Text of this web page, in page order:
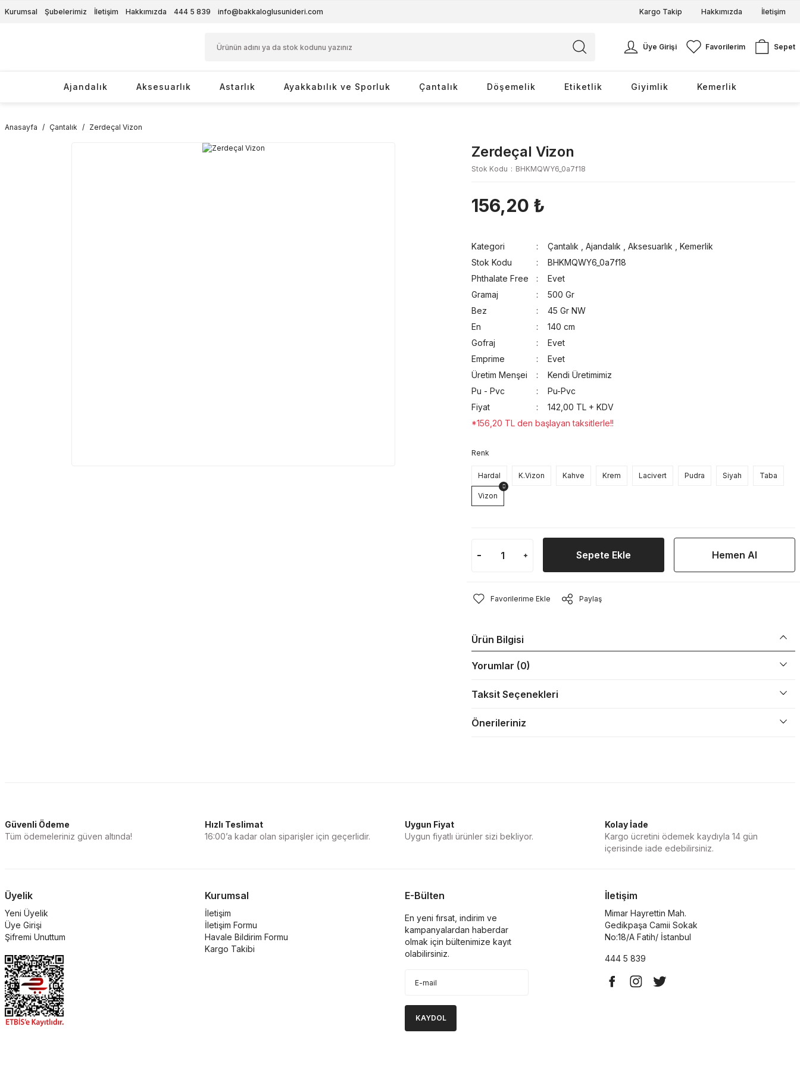
Kurumsal Şubelerimiz İletişim Hakkımızda 444 5 839 info@bakkaloglusunideri.com Kargo Takip Hakkımızda İletişim
Üye Girişi Favorilerim Sepet
Ajandalık Aksesuarlık Astarlık Ayakkabılık ve Sporluk Çantalık Döşemelik Etiketlik Giyimlik Kemerlik
Anasayfa Çantalık Zerdeçal Vizon
Zerdeçal Vizon
Stok Kodu BHKMQWY6_0a7f18
156,20 ₺
Kategori Çantalık Ajandalık Aksesuarlık
Kemerlik
Stok Kodu
BHKMQWY6_0a7f18
Phthalate Free
Evet
Gramaj
500 Gr
Bez
45 Gr NW
En
140 cm
Gofraj
Evet
Emprime
Evet
Üretim Menşei
Kendi Üretimimiz
Pu - Pvc
Pu-Pvc
Fiyat
142,00 TL + KDV
*156,20 TL den başlayan taksitlerle!!
Renk
Hardal K.Vizon Kahve Krem Lacivert Pudra Siyah Taba
Vizon
Sepete Ekle Hemen Al
Paylaş
Ürün Bilgisi
Yorumlar (0)
Taksit Seçenekleri
Önerileriniz
Güvenli Ödeme
Tüm ödemeleriniz güven altında!
Hızlı Teslimat
16:00’a kadar olan siparişler için geçerlidir.
Uygun Fiyat
Uygun fiyatlı ürünler sizi bekliyor.
Kolay İade
Kargo ücretini ödemek kaydıyla 14 gün
içerisinde iade edebilirsiniz.
Üyelik
Yeni Üyelik
Üye Girişi
Şifremi Unuttum
Kurumsal
İletişim
İletişim Formu
Havale Bildirim Formu
Kargo Takibi
E-Bülten
En yeni fırsat, indirim ve
kampanyalardan haberdar
olmak için bültenimize kayıt
olabilirsiniz.
KAYDOL
İletişim
Mimar Hayrettin Mah.
Gedikpaşa Camii Sokak
No:18/A Fatih/ İstanbul
444 5 839